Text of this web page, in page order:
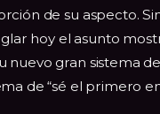
de su aspecto.
hoy el asunto
nuevo gran sistema
de “sé el primero